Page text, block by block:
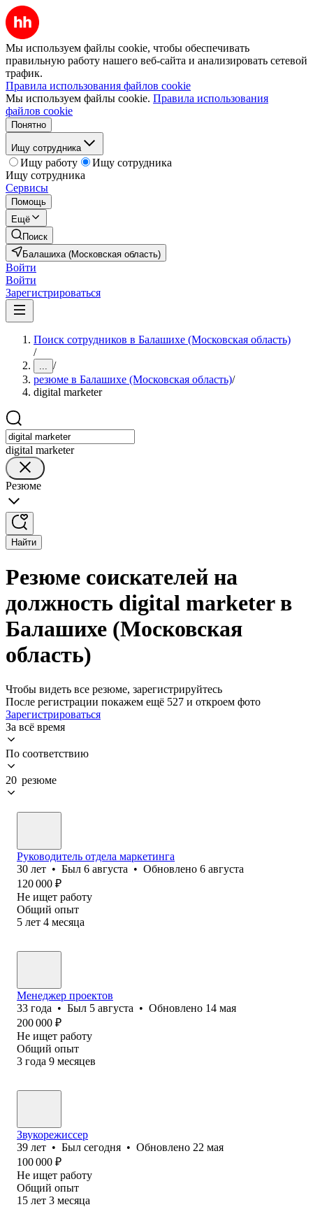
Мы используем файлы cookie, чтобы обеспечивать
правильную работу нашего веб-сайта и анализировать сетевой
трафик.
Правила использования файлов cookie
Мы используем файлы cookie. Правила использования
файлов cookie
Понятно
Ищу сотрудника
Ищу работу
Ищу сотрудника
Ищу сотрудника
Сервисы
Помощь
Ещё
Поиск
Балашиха (Московская область)
Войти
Войти
Зарегистрироваться
Поиск сотрудников в Балашихе (Московская область)
/
... /
резюме в Балашихе (Московская область)/
digital marketer
digital marketer
Резюме
Найти
Резюме соискателей на
должность digital marketer в
Балашихе (Московская
область)
Чтобы видеть все резюме, зарегистрируйтесь
После регистрации покажем ещё 527 и откроем фото
Зарегистрироваться
За всё время
По соответствию
20 резюме
Руководитель отдела маркетинга
30 лет • Был 6 августа • Обновлено 6 августа
120 000 ₽
Не ищет работу
Общий опыт
5 лет 4 месяца
Менеджер проектов
33 года • Был 5 августа • Обновлено 14 мая
200 000 ₽
Не ищет работу
Общий опыт
3 года 9 месяцев
Звукорежиссер
39 лет • Был сегодня • Обновлено 22 мая
100 000 ₽
Не ищет работу
Общий опыт
15 лет 3 месяца